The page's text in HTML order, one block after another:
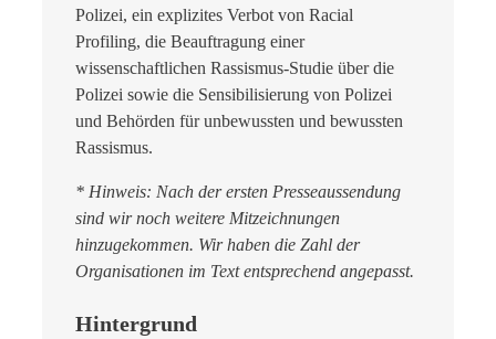
Polizei, ein explizites Verbot von Racial
Profiling, die Beauftragung einer
wissenschaftlichen Rassismus-Studie über die
Polizei sowie die Sensibilisierung von Polizei
und Behörden für unbewussten und bewussten
Rassismus.
* Hinweis: Nach der ersten Presseaussendung
sind wir noch weitere Mitzeichnungen
hinzugekommen. Wir haben die Zahl der
Organisationen im Text entsprechend angepasst.
Hintergrund